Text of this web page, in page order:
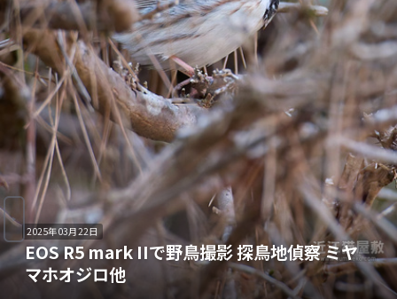
2025年03月22日
EOS R5 mark IIで野鳥撮影 探鳥地偵察 ミヤ
マホオジロ他